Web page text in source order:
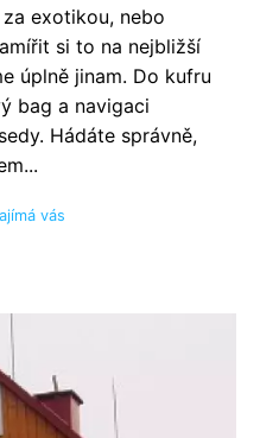
exotikou, nebo
si to na nejbližší
úplně jinam. Do kufru
bag a navigaci
Hádáte správně,
vás